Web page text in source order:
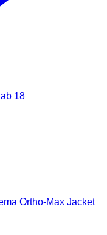
18
Ortho-Max Jacket